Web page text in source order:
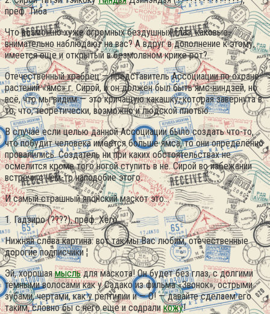
преф. Тиба
Что возможно хуже огромных бездушных глаз, каковые
внимательно наблюдают на вас? А вдруг в дополнение к этому,
имеется еще и открытый в безмолвном крике рот?..
Отечественный храбрец — представитель Ассоциации по охране
растений «ямс» г. Сирой, и он должен был быть ямс-ниндзей, но
всё, что мы видим — это кричащую какашку, которая завернута в
то, что, теоретически, возможно и людской плотью…
В случае если целью данной Ассоциации было создать что-то,
что побудит человека имеется больше ямса, то они определённо
провалились. Создатель ни при каких обстоятельствах не
осмелится кроме того ногой ступить в не. Сирой во избежании
встречи с чем-то наподобие этого.
И самый страшный японский маскот это…
1. Гадзиро (????), преф. Хёго
Нижняя слева картина: вот так мы Вас любим, отечественные
дорогие подписчики ¦
Эй, хорошаямысльдля маскота! Он будет без глаз, с долгими
тёмными волосами как у Садако из фильма «Звонок», острыми
зубами, чертами, как у рептилии и — О! — давайте сделаем его
таким, словно бы с него еще и содраликожу!